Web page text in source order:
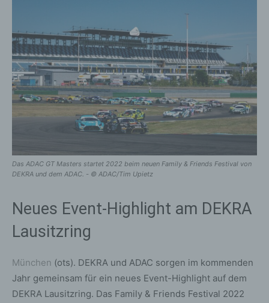
Das ADAC GT Masters startet 2022 beim neuen Family & Friends Festival von
DEKRA und dem ADAC. - © ADAC/Tim Upietz
Neues Event-Highlight am DEKRA
Lausitzring
München (ots). DEKRA und ADAC sorgen im kommenden
Jahr gemeinsam für ein neues Event-Highlight auf dem
DEKRA Lausitzring. Das Family & Friends Festival 2022